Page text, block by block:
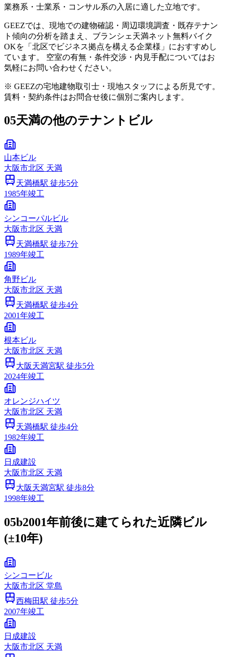
業務系・士業系・コンサル系の入居に適した立地です。
GEEZでは、現地での建物確認・周辺環境調査・既存テナン
ト傾向の分析を踏まえ、ブランシェ天満ネット無料バイク
OKを「北区でビジネス拠点を構える企業様」におすすめし
ています。 空室の有無・条件交渉・内見手配についてはお
気軽にお問い合わせください。
※ GEEZの宅地建物取引士・現地スタッフによる所見です。
賃料・契約条件はお問合せ後に個別ご案内します。
05天満の他のテナントビル
山本ビル
大阪市北区 天満
天満橋駅 徒歩5分
1985年竣工
シンコーパルビル
大阪市北区 天満
天満橋駅 徒歩7分
1989年竣工
角野ビル
大阪市北区 天満
天満橋駅 徒歩4分
2001年竣工
根本ビル
大阪市北区 天満
大阪天満宮駅 徒歩5分
2024年竣工
オレンジハイツ
大阪市北区 天満
天満橋駅 徒歩4分
1982年竣工
日成建設
大阪市北区 天満
大阪天満宮駅 徒歩8分
1998年竣工
05b2001年前後に建てられた近隣ビル
(±10年)
シンコービル
大阪市北区 堂島
西梅田駅 徒歩5分
2007年竣工
日成建設
大阪市北区 天満